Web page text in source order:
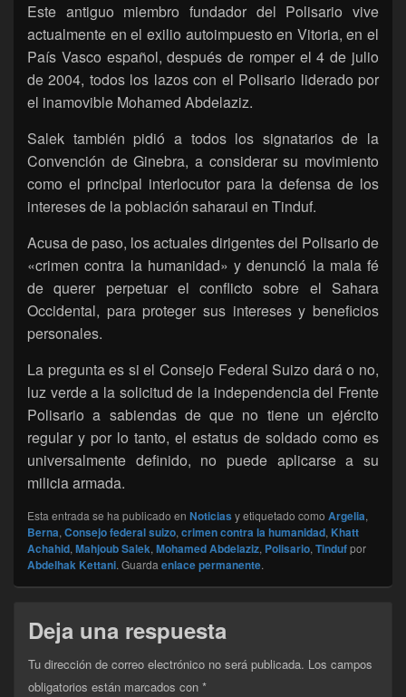
Este antiguo miembro fundador del Polisario vive
actualmente en el exilio autoimpuesto en Vitoria, en el
País Vasco español, después de romper el 4 de julio
de 2004, todos los lazos con el Polisario liderado por
el inamovible Mohamed Abdelaziz.
Salek también pidió a todos los signatarios de la
Convención de Ginebra, a considerar su movimiento
como el principal interlocutor para la defensa de los
intereses de la población saharaui en Tinduf.
Acusa de paso, los actuales dirigentes del Polisario de
«crimen contra la humanidad» y denunció la mala fé
de querer perpetuar el conflicto sobre el Sahara
Occidental, para proteger sus intereses y beneficios
personales.
La pregunta es si el Consejo Federal Suizo dará o no,
luz verde a la solicitud de la independencia del Frente
Polisario a sabiendas de que no tiene un ejército
regular y por lo tanto, el estatus de soldado como es
universalmente definido, no puede aplicarse a su
milicia armada.
Esta entrada se ha publicado en Noticias y etiquetado como Argelia,
Berna, Consejo federal suizo, crimen contra la humanidad, Khatt
Achahid, Mahjoub Salek, Mohamed Abdelaziz, Polisario, Tindufpor
Abdelhak Kettani. Guarda enlace permanente.
Deja una respuesta
Tu dirección de correo electrónico no será publicada. Los campos
obligatorios están marcados con *